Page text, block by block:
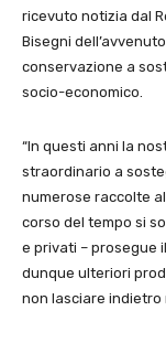
ricevuto notizia dal
Bisegni
conservazione a
socio-economico.
“In questi anni la
straordinario a
numerose raccolte
corso del tempo si
e privati – prosegue
dunque ulteriori
non lasciare indietro